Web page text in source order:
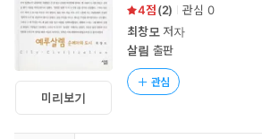
미리보기
4
(2) 관심 0
최창모 저자
살림 출판
관심